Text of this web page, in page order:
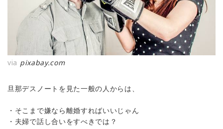
via pixabay.com
旦那デスノートを見た一般の人からは、
・そこまで嫌なら離婚すればいいじゃん
・夫婦で話し合いをすべきでは？